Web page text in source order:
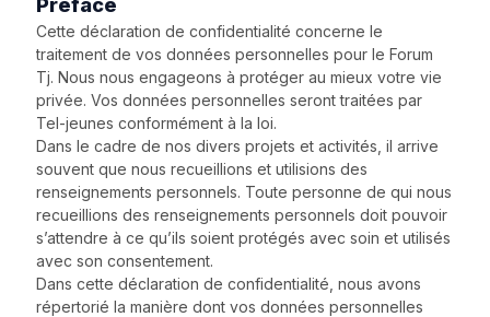
Préface
Cette déclaration de confidentialité concerne le
traitement de vos données personnelles pour le Forum
Tj. Nous nous engageons à protéger au mieux votre vie
privée. Vos données personnelles seront traitées par
Tel-jeunes conformément à la loi.
Dans le cadre de nos divers projets et activités, il arrive
souvent que nous recueillions et utilisions des
renseignements personnels. Toute personne de qui nous
recueillions des renseignements personnels doit pouvoir
s’attendre à ce qu’ils soient protégés avec soin et utilisés
avec son consentement.
Dans cette déclaration de confidentialité, nous avons
répertorié la manière dont vos données personnelles